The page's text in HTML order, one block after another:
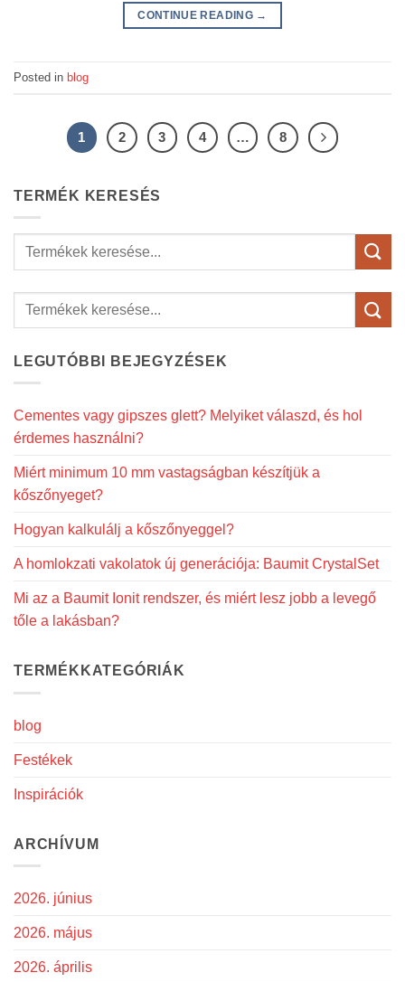
CONTINUE READING →
Posted in blog
1 2 3 4 … 8
TERMÉK KERESÉS
Keresés
LEGUTÓBBI BEJEGYZÉSEK
Cementes vagy gipszes glett? Melyiket válaszd, és hol
érdemes használni?
Miért minimum 10 mm vastagságban készítjük a
kőszőnyeget?
Hogyan kalkulálj a kőszőnyeggel?
A homlokzati vakolatok új generációja: Baumit CrystalSet
Mi az a Baumit Ionit rendszer, és miért lesz jobb a levegő
tőle a lakásban?
TERMÉKKATEGÓRIÁK
blog
Festékek
Inspirációk
ARCHÍVUM
2026. június
2026. május
2026. április